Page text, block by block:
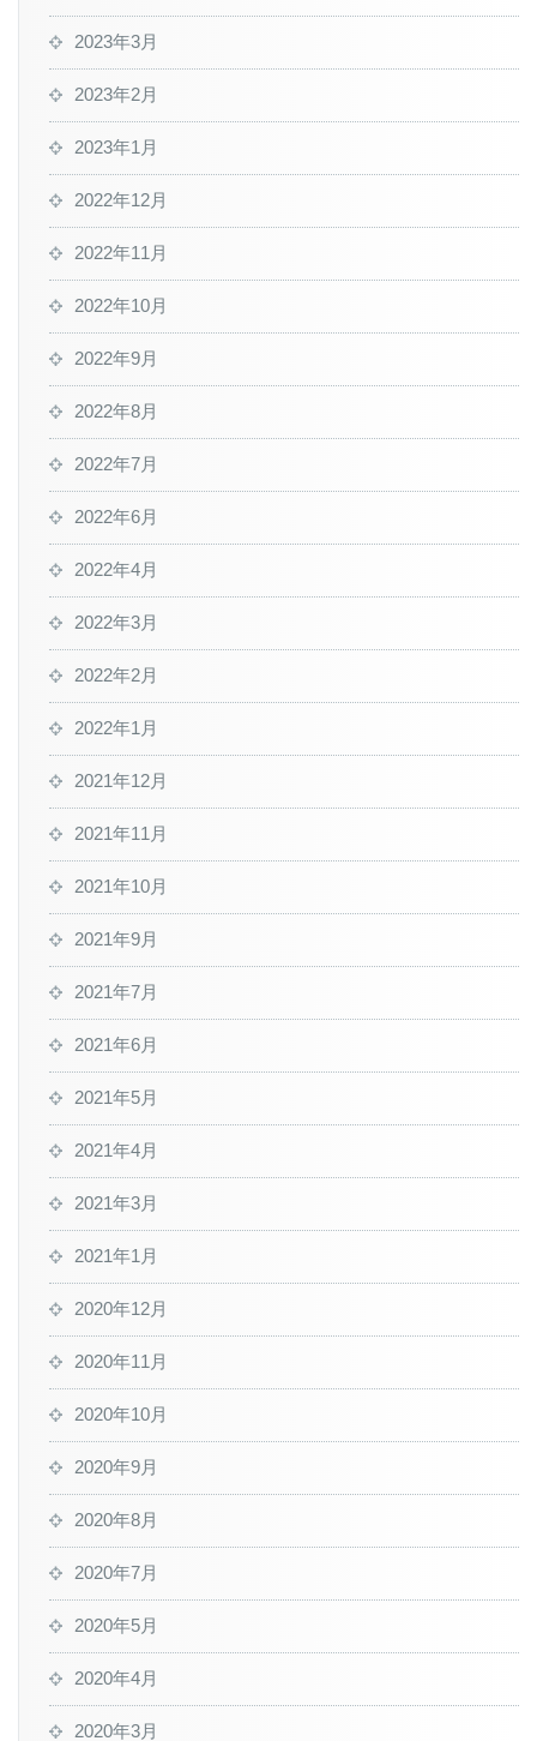
2023年3月
2023年2月
2023年1月
2022年12月
2022年11月
2022年10月
2022年9月
2022年8月
2022年7月
2022年6月
2022年4月
2022年3月
2022年2月
2022年1月
2021年12月
2021年11月
2021年10月
2021年9月
2021年7月
2021年6月
2021年5月
2021年4月
2021年3月
2021年1月
2020年12月
2020年11月
2020年10月
2020年9月
2020年8月
2020年7月
2020年5月
2020年4月
2020年3月